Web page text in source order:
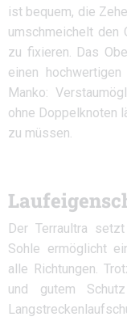
ist bequem, die
umschmeichelt den
zu fixieren. Das
einen
Manko:
ohne Doppelknoten
zu müssen.
Der Terraultra
Sohle ermöglicht
alle Richtungen.
und gutem